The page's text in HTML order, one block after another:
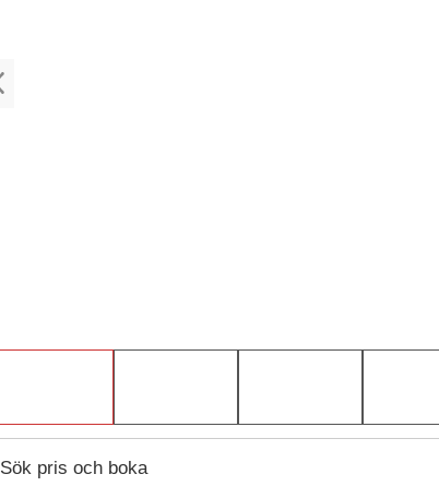
Sök pris och boka